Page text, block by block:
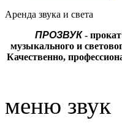
Аренда звука и света
ПРОЗВУК- прокат
музыкального и
Качественно,
меню звук